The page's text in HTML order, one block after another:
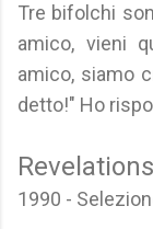
Tre bifolchi
amico, vieni
amico, siamo
detto!" Ho
Revelations
1990 -